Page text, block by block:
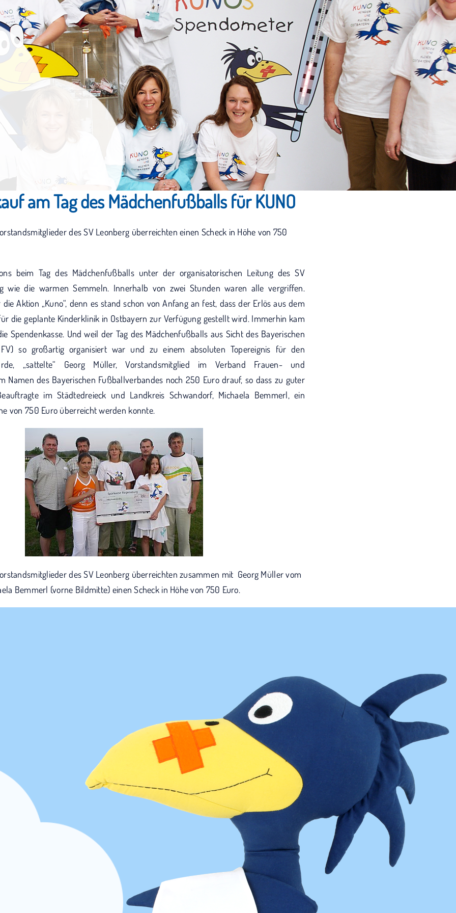
am Tag des Mädchenfußballs für KUNO
des SV Leonberg überreichten einen Scheck in Höhe von 750
beim Tag des Mädchenfußballs unter der organisatorischen Leitung des SV
wie die warmen Semmeln. Innerhalb von zwei Stunden waren alle vergriffen.
Aktion „Kuno“, denn es stand schon von Anfang an fest, dass der Erlös aus dem
die geplante Kinderklinik in Ostbayern zur Verfügung gestellt wird. Immerhin kam
Spendenkasse. Und weil der Tag des Mädchenfußballs aus Sicht des Bayerischen
so großartig organisiert war und zu einem absoluten Topereignis für den
„sattelte“ Georg Müller, Vorstandsmitglied im Verband Frauen- und
Namen des Bayerischen Fußballverbandes noch 250 Euro drauf, so dass zu guter
im Städtedreieck und Landkreis Schwandorf, Michaela Bemmerl, ein
von 750 Euro überreicht werden konnte.
des SV Leonberg überreichten zusammen mit Georg Müller vom
Bemmerl (vorne Bildmitte) einen Scheck in Höhe von 750 Euro.